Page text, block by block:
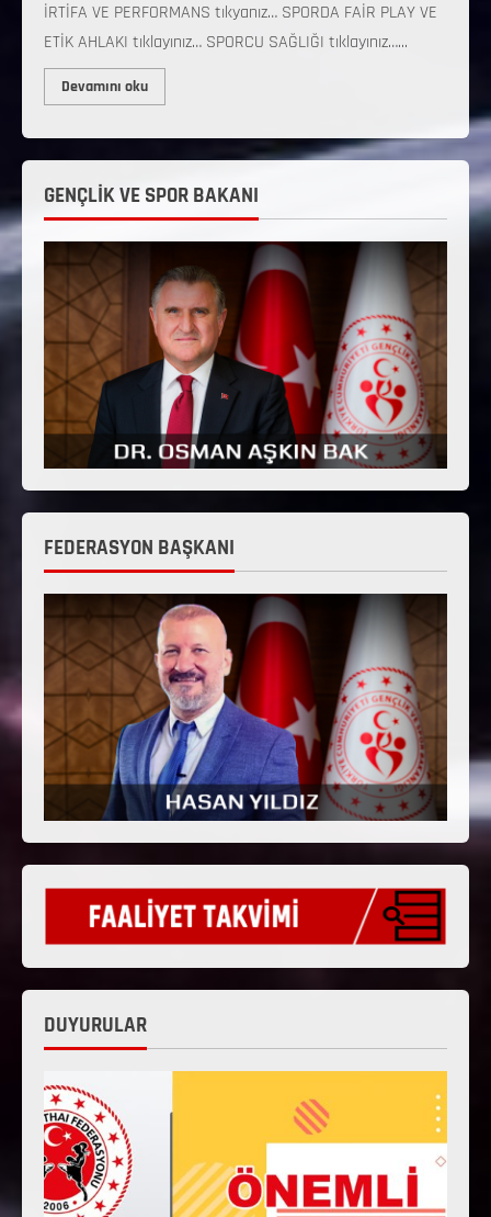
İRTİFA VE PERFORMANS tıkyanız… SPORDA FAİR PLAY VE
ETİK AHLAKI tıklayınız… SPORCU SAĞLIĞI tıklayınız…...
Devamını oku
GENÇLİK VE SPOR BAKANI
FEDERASYON BAŞKANI
DUYURULAR